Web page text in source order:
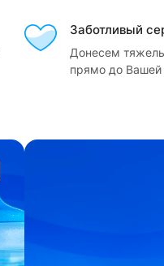
Заботливый
Донесем
прямо до Вашей